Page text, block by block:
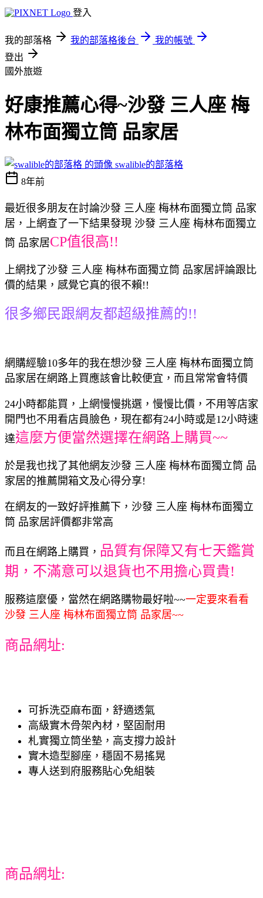
登入
我的部落格 我的部落格後台
我的帳號
登出
國外旅遊
好康推薦心得~沙發 三人座 梅
林布面獨立筒 品家居
swalible的部落格
8年前
最近很多朋友在討論沙發 三人座 梅林布面獨立筒 品家
居，上網查了一下結果發現 沙發 三人座 梅林布面獨立
筒 品家居CP值很高!!
上網找了沙發 三人座 梅林布面獨立筒 品家居評論跟比
價的結果，感覺它真的很不賴!!
很多鄉民跟網友都超級推薦的!!
網購經驗10多年的我在想沙發 三人座 梅林布面獨立筒
品家居在網路上買應該會比較便宜，而且常常會特價
24小時都能買，上網慢慢挑選，慢慢比價，不用等店家
開門也不用看店員臉色，現在都有24小時或是12小時速
達這麼方便當然選擇在網路上購買~~
於是我也找了其他網友沙發 三人座 梅林布面獨立筒 品
家居的推薦開箱文及心得分享!
在網友的一致好評推薦下，沙發 三人座 梅林布面獨立
筒 品家居評價都非常高
而且在網路上購買， 品質有保障又有七天鑑賞
期，不滿意可以退貨也不用擔心買貴!
服務這麼優，當然在網路購物最好啦~~一定要來看看
沙發 三人座 梅林布面獨立筒 品家居~~
商品網址:
可拆洗亞麻布面，舒適透氣
高級實木骨架內材，堅固耐用
札實獨立筒坐墊，高支撐力設計
實木造型腳座，穩固不易搖晃
專人送到府服務貼心免組裝
商品網址: